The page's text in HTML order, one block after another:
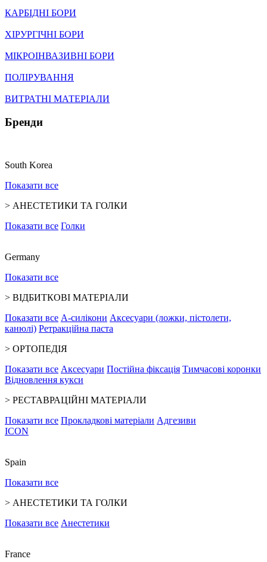
КАРБІДНІ БОРИ
ХІРУРГІЧНІ БОРИ
МІКРОІНВАЗИВНІ БОРИ
ПОЛІРУВАННЯ
ВИТРАТНІ МАТЕРІАЛИ
Бренди
South Korea
Показати все
> АНЕСТЕТИКИ ТА ГОЛКИ
Показати все Голки
Germany
Показати все
> ВІДБИТКОВІ МАТЕРІАЛИ
Показати все А-силікони Аксесуари (ложки, пістолети,
канюлі) Ретракційна паста
> ОРТОПЕДІЯ
Показати все Аксесуари Постійна фіксація Тимчасові коронки
Відновлення кукси
> РЕСТАВРАЦІЙНІ МАТЕРІАЛИ
Показати все Прокладкові матеріали Адгезиви
ICON
Spain
Показати все
> АНЕСТЕТИКИ ТА ГОЛКИ
Показати все Анестетики
France